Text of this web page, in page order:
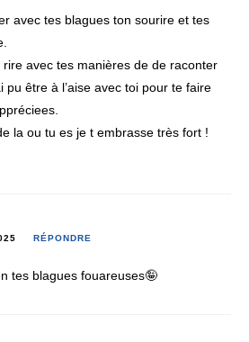
avec tes blagues ton sourire et tes
avec tes manières de de raconter
pu être à l’aise avec toi pour te faire
la ou tu es je t embrasse très fort !
RÉPONDRE
tes blagues fouareuses🤪